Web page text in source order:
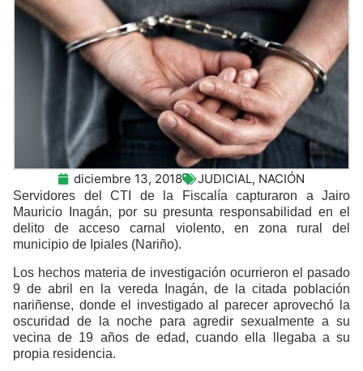
diciembre 13, 2018 JUDICIAL, NACIÓN
Servidores del CTI de la Fiscalía capturaron a Jairo
Mauricio Inagán, por su presunta responsabilidad en el
delito de acceso carnal violento, en zona rural del
municipio de Ipiales (Nariño).
Los hechos materia de investigación ocurrieron el pasado
9 de abril en la vereda Inagán, de la citada población
nariñense, donde el investigado al parecer aprovechó la
oscuridad de la noche para agredir sexualmente a su
vecina de 19 años de edad, cuando ella llegaba a su
propia residencia.